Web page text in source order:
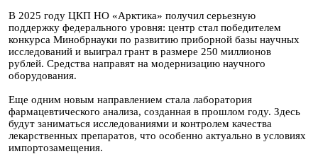
В 2025 году ЦКП НО «Арктика» получил серьезную
поддержку федерального уровня: центр стал победителем
конкурса Минобрнауки по развитию приборной базы научных
исследований и выиграл грант в размере 250 миллионов
рублей. Средства направят на модернизацию научного
оборудования.
Еще одним новым направлением стала лаборатория
фармацевтического анализа, созданная в прошлом году. Здесь
будут заниматься исследованиями и контролем качества
лекарственных препаратов, что особенно актуально в условиях
импортозамещения.